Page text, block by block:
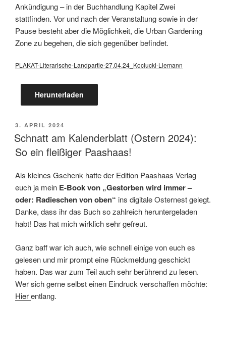
Ankündigung – in der Buchhandlung Kapitel Zwei
stattfinden. Vor und nach der Veranstaltung sowie in der
Pause besteht aber die Möglichkeit, die Urban Gardening
Zone zu begehen, die sich gegenüber befindet.
PLAKAT-Literarische-Landpartie-27.04.24_Kociucki-Liemann
Herunterladen
VERÖFFENTLICHT
AM
3. APRIL 2024
Schnatt am Kalenderblatt (Ostern 2024):
So ein fleißiger Paashaas!
Als kleines Gschenk hatte der Edition Paashaas Verlag
euch ja mein E-Book von „Gestorben wird immer –
oder: Radieschen von oben“ ins digitale Osternest gelegt.
Danke, dass ihr das Buch so zahlreich heruntergeladen
habt! Das hat mich wirklich sehr gefreut.
Ganz baff war ich auch, wie schnell einige von euch es
gelesen und mir prompt eine Rückmeldung geschickt
haben. Das war zum Teil auch sehr berührend zu lesen.
Wer sich gerne selbst einen Eindruck verschaffen möchte:
Hierentlang.